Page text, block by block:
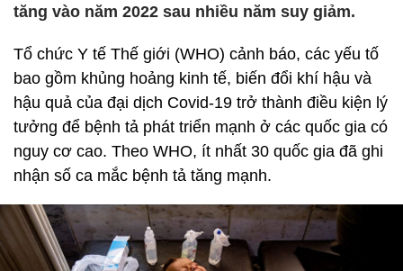
tăng vào năm 2022 sau nhiều năm suy giảm.
Tổ chức Y tế Thế giới (WHO) cảnh báo, các yếu tố
bao gồm khủng hoảng kinh tế, biến đổi khí hậu và
hậu quả của đại dịch Covid-19 trở thành điều kiện lý
tưởng để bệnh tả phát triển mạnh ở các quốc gia có
nguy cơ cao. Theo WHO, ít nhất 30 quốc gia đã ghi
nhận số ca mắc bệnh tả tăng mạnh.